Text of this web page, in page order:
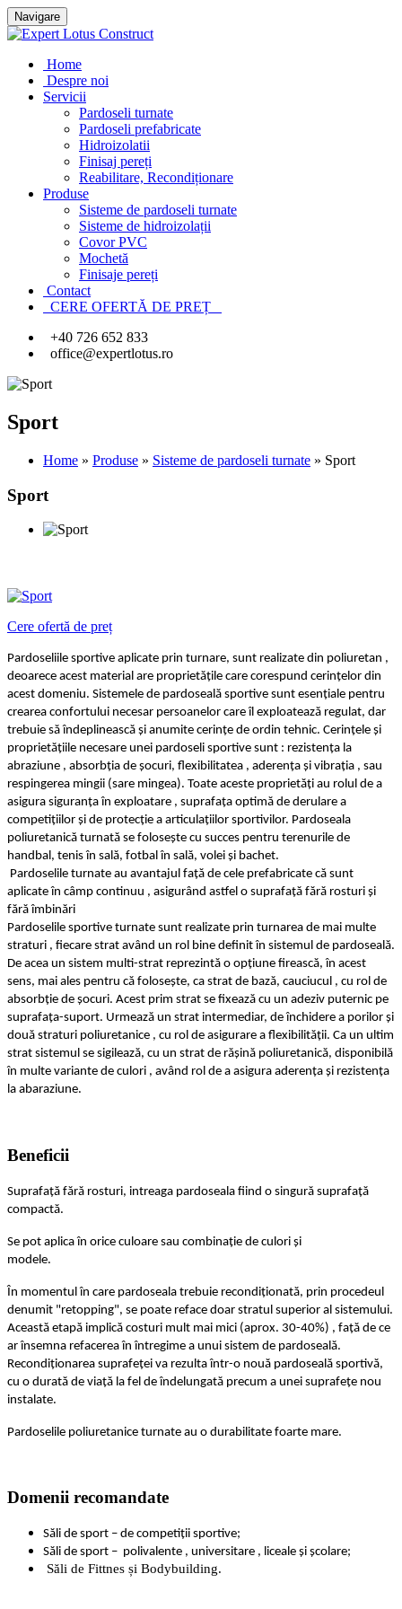
Navigare
Home
Despre noi
Servicii
Pardoseli turnate
Pardoseli prefabricate
Hidroizolatii
Finisaj pereți
Reabilitare, Recondiționare
Produse
Sisteme de pardoseli turnate
Sisteme de hidroizolații
Covor PVC
Mochetă
Finisaje pereți
Contact
CERE OFERTĂ DE PREȚ
+40 726 652 833
office@expertlotus.ro
Sport
Home » Produse » Sisteme de pardoseli turnate » Sport
Sport
Cere ofertă de preț
Pardoseliile sportive aplicate prin turnare, sunt realizate din poliuretan ,
deoarece acest material are proprietățile care corespund cerințelor din
acest domeniu. Sistemele de pardoseală sportive sunt esențiale pentru
crearea confortului necesar persoanelor care îl exploatează regulat, dar
trebuie să îndeplinească și anumite cerințe de ordin tehnic. Cerințele și
proprietățiile necesare unei pardoseli sportive sunt : rezistența la
abraziune , absorbția de șocuri, flexibilitatea , aderența și vibrația , sau
respingerea mingii (sare mingea). Toate aceste proprietăți au rolul de a
asigura siguranța în exploatare , suprafața optimă de derulare a
competițiilor și de protecție a articulațiilor sportivilor. Pardoseala
poliuretanică turnată se folosește cu succes pentru terenurile de
handbal, tenis în sală, fotbal în sală, volei și bachet.
Pardoselile turnate au avantajul față de cele prefabricate că sunt
aplicate în câmp continuu , asigurând astfel o suprafață fără rosturi și
fără îmbinări
Pardoselile sportive turnate sunt realizate prin turnarea de mai multe
straturi , fiecare strat având un rol bine definit în sistemul de pardoseală.
De acea un sistem multi-strat reprezintă o opțiune firească, în acest
sens, mai ales pentru că folosește, ca strat de bază, cauciucul , cu rol de
absorbție de șocuri. Acest prim strat se fixează cu un adeziv puternic pe
suprafața-suport. Urmează un strat intermediar, de închidere a porilor și
două straturi poliuretanice , cu rol de asigurare a flexibilității. Ca un ultim
strat sistemul se sigilează, cu un strat de rășină poliuretanică, disponibilă
în multe variante de culori , având rol de a asigura aderența și rezistența
la abaraziune.
Beneficii
Suprafață fără rosturi, intreaga pardoseala fiind o singură suprafață
compactă.
Se pot aplica în orice culoare sau combinație de culori și
modele.
În momentul în care pardoseala trebuie recondiționată, prin procedeul
denumit "retopping", se poate reface doar stratul superior al sistemului.
Această etapă implică costuri mult mai mici (aprox. 30-40%) , față de ce
ar însemna refacerea în întregime a unui sistem de pardoseală.
Recondiționarea suprafeței va rezulta într-o nouă pardoseală sportivă,
cu o durată de viață la fel de îndelungată precum a unei suprafețe nou
instalate.
Pardoselile poliuretanice turnate au o durabilitate foarte mare.
Domenii recomandate
Săli de sport – de competiții sportive;
Săli de sport – polivalente , universitare , liceale și școlare;
Săli de Fittnes și Bodybuilding.